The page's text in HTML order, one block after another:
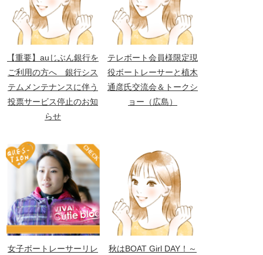
【重要】auじぶん銀行を
ご利用の方へ 銀行シス
テムメンテナンスに伴う
投票サービス停止のお知
らせ
テレボート会員様限定現
役ボートレーサーと植木
通彦氏交流会＆トークシ
ョー（広島）
女子ボートレーサーリレ
秋はBOAT Girl DAY！～